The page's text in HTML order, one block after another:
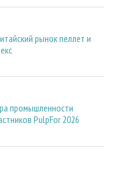
рынок пеллет и
промышленности
PulpFor 2026